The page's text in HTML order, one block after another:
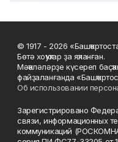
© 1917 - 2026
Бөтә хоҡуҡтар ҙа яҡланған.
Мәҡәләләрҙе күсереп
файҙаланғанда
Об использовании
Зарегистрировано
связи, информационных
коммуникаций